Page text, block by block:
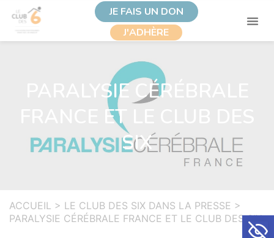
Ouvrir
JE FAIS UN DON
J'ADHÈRE
PARALYSIE CÉRÉBRALE
FRANCE ET LE CLUB DES
SIX
ACCUEIL > LE CLUB DES SIX DANS LA PRESSE >
PARALYSIE CÉRÉBRALE FRANCE ET LE CLUB DES SIX